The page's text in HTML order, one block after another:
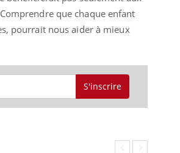
que chaque enfant
pourrait nous aider à mieux
S'inscrire